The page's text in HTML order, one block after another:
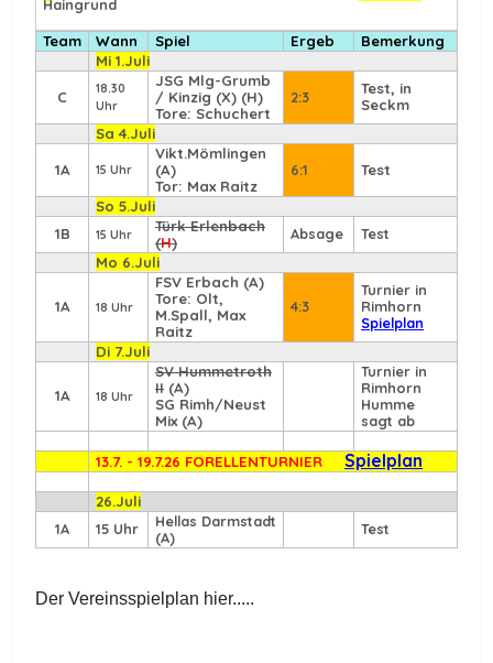
Haingrund
Team Wann Spiel Ergeb
Bemerkung
Mi 1.Juli
C
18.30
Uhr
JSG Mlg-Grumb
/ Kinzig (X) (H)
Tore: Schuchert
2:3
Test, in
Seckm
Sa 4.Juli
1A 15 Uhr
Vikt.Mömlingen
(A)
Tor: Max Raitz
6:1 Test
So 5.Juli
1B
15 Uhr
Türk Erlenbach
(H) Absage
Test
Mo 6.Juli
1A 18 Uhr
FSV Erbach (A)
Tore: Olt,
M.Spall, Max
Raitz
4:3
Turnier in
Rimhorn
Spielplan
Di 7.Juli
1A 18 Uhr
SV Hummetroth
II (A)
SG Rimh/Neust
Mix (A)
Turnier in
Rimhorn
Humme
sagt ab
13.7. - 19.7.26 FORELLENTURNIER Spielplan
26.Juli
1A
15 Uhr
Hellas Darmstadt
(A)
Test
Der Vereinsspielplan hier.....